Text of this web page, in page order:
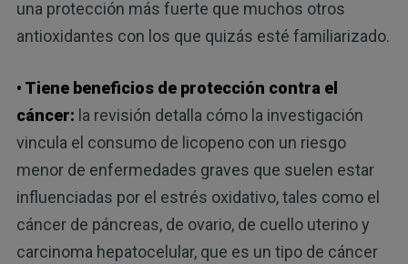
una protección más fuerte que muchos otros
antioxidantes con los que quizás esté familiarizado.
• Tiene beneficios de protección contra el
cáncer: la revisión detalla cómo la investigación
vincula el consumo de licopeno con un riesgo
menor de enfermedades graves que suelen estar
influenciadas por el estrés oxidativo, tales como el
cáncer de páncreas, de ovario, de cuello uterino y
carcinoma hepatocelular, que es un tipo de cáncer